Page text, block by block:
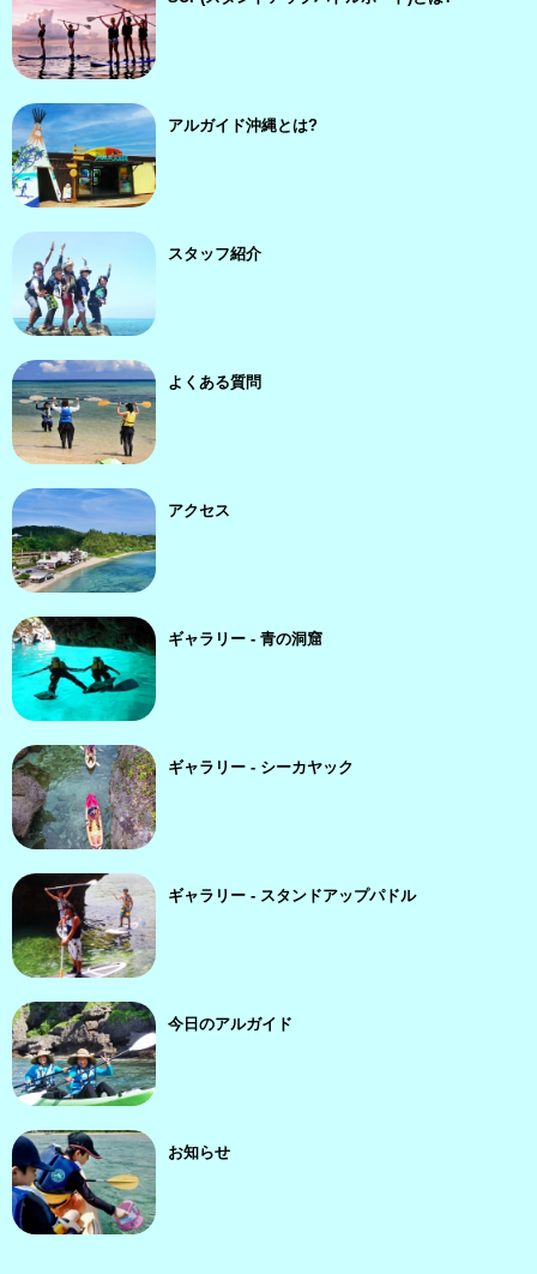
アルガイド沖縄とは?
スタッフ紹介
よくある質問
アクセス
ギャラリー - 青の洞窟
ギャラリー - シーカヤック
ギャラリー - スタンドアップパドル
今日のアルガイド
お知らせ